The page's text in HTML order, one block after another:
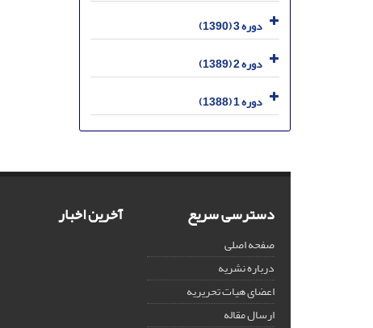
دوره 3 (1390)
دوره 2 (1389)
دوره 1 (1388)
دسترسی سریع
صفحه اصلی
درباره نشریه
اعضای هیات تحریریه
ارسال مقاله
آخرین اخبار